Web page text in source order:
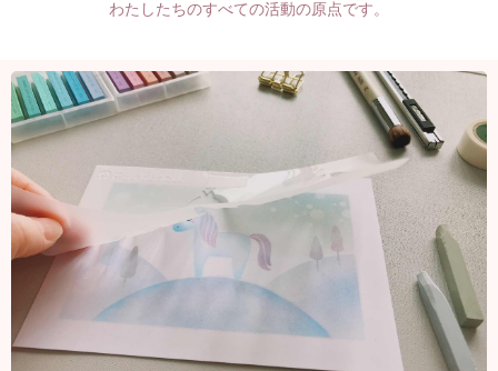
わたしたちのすべての活動の原点です。